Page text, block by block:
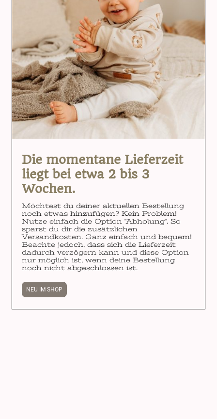
Die momentane Lieferzeit
liegt bei etwa 2 bis 3
Wochen.
Möchtest du deiner aktuellen Bestellung
noch etwas hinzufügen? Kein Problem!
Nutze einfach die Option "Abholung". So
sparst du dir die zusätzlichen
Versandkosten. Ganz einfach und bequem!
Beachte jedoch, dass sich die Lieferzeit
dadurch verzögern kann und diese Option
nur möglich ist, wenn deine Bestellung
noch nicht abgeschlossen ist.
NEU IM SHOP